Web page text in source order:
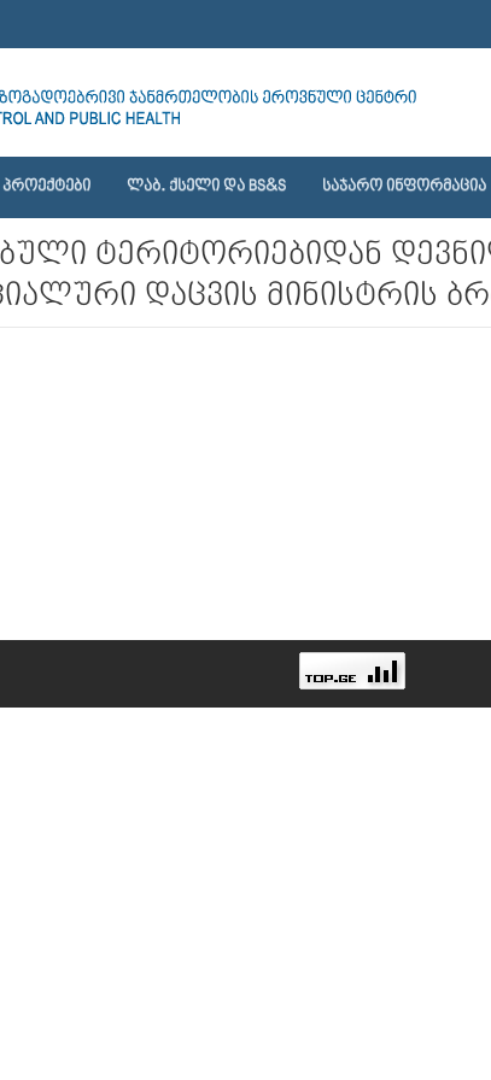
ᲞᲠᲝᲔᲥᲢᲔᲑᲘ ᲚᲐᲑ. ᲥᲡᲔᲚᲘ ᲓᲐ BS&S ᲡᲐᲯᲐᲠᲝ ᲘᲜᲤᲝᲠᲛᲐᲪᲘᲐ
ტერიტორიებიდან
დაცვის მინისტრის